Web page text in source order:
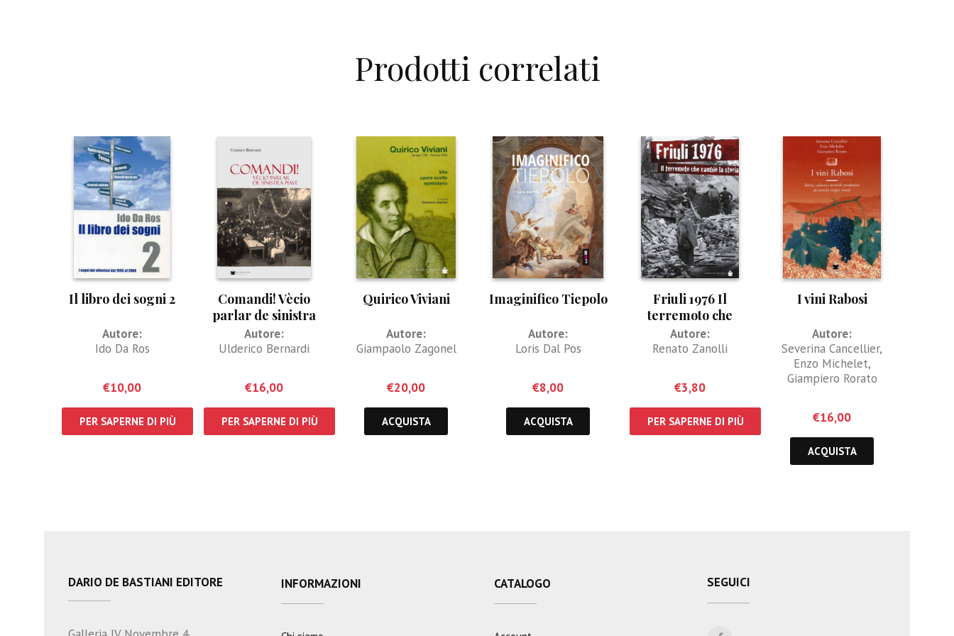
Prodotti correlati
Il libro dei sogni 2
Autore:
Ido Da Ros
€10,00
PER SAPERNE DI PIÙ
Comandi! Vècio
parlar de sinistra
Piave
Autore:
Ulderico Bernardi
€16,00
PER SAPERNE DI PIÙ
Quirico Viviani
Autore:
Giampaolo Zagonel
€20,00
ACQUISTA
Imaginifico Tiepolo
Autore:
Loris Dal Pos
€8,00
ACQUISTA
Friuli 1976 Il
terremoto che
cambiò la storia
Autore:
Renato Zanolli
€3,80
PER SAPERNE DI PIÙ
I vini Rabosi
Autore:
Severina Cancellier,
Enzo Michelet,
Giampiero Rorato
€16,00
ACQUISTA
DARIO DE BASTIANI EDITORE INFORMAZIONI CATALOGO SEGUICI